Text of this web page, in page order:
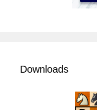
Downloads